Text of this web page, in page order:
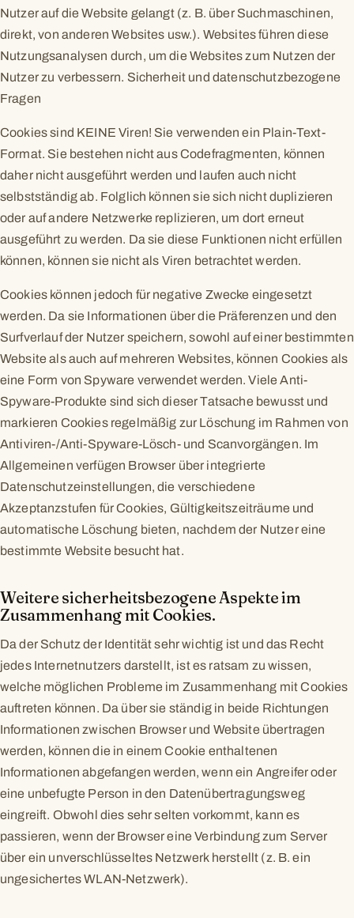
Nutzer auf die Website gelangt (z. B. über Suchmaschinen,
direkt, von anderen Websites usw.). Websites führen diese
Nutzungsanalysen durch, um die Websites zum Nutzen der
Nutzer zu verbessern. Sicherheit und datenschutzbezogene
Fragen
Cookies sind KEINE Viren! Sie verwenden ein Plain-Text-
Format. Sie bestehen nicht aus Codefragmenten, können
daher nicht ausgeführt werden und laufen auch nicht
selbstständig ab. Folglich können sie sich nicht duplizieren
oder auf andere Netzwerke replizieren, um dort erneut
ausgeführt zu werden. Da sie diese Funktionen nicht erfüllen
können, können sie nicht als Viren betrachtet werden.
Cookies können jedoch für negative Zwecke eingesetzt
werden. Da sie Informationen über die Präferenzen und den
Surfverlauf der Nutzer speichern, sowohl auf einer bestimmten
Website als auch auf mehreren Websites, können Cookies als
eine Form von Spyware verwendet werden. Viele Anti-
Spyware-Produkte sind sich dieser Tatsache bewusst und
markieren Cookies regelmäßig zur Löschung im Rahmen von
Antiviren-/Anti-Spyware-Lösch- und Scanvorgängen. Im
Allgemeinen verfügen Browser über integrierte
Datenschutzeinstellungen, die verschiedene
Akzeptanzstufen für Cookies, Gültigkeitszeiträume und
automatische Löschung bieten, nachdem der Nutzer eine
bestimmte Website besucht hat.
Weitere sicherheitsbezogene Aspekte im
Zusammenhang mit Cookies.
Da der Schutz der Identität sehr wichtig ist und das Recht
jedes Internetnutzers darstellt, ist es ratsam zu wissen,
welche möglichen Probleme im Zusammenhang mit Cookies
auftreten können. Da über sie ständig in beide Richtungen
Informationen zwischen Browser und Website übertragen
werden, können die in einem Cookie enthaltenen
Informationen abgefangen werden, wenn ein Angreifer oder
eine unbefugte Person in den Datenübertragungsweg
eingreift. Obwohl dies sehr selten vorkommt, kann es
passieren, wenn der Browser eine Verbindung zum Server
über ein unverschlüsseltes Netzwerk herstellt (z. B. ein
ungesichertes WLAN-Netzwerk).